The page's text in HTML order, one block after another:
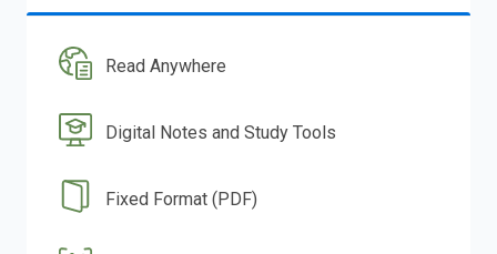
Read Anywhere
Digital Notes and Study Tools
Fixed Format (PDF)